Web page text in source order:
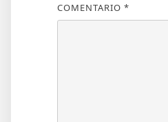
COMENTARIO *